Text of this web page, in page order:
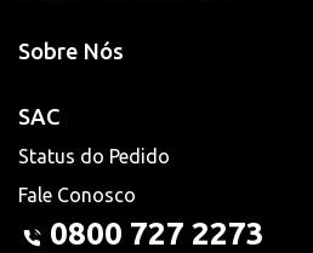
Sobre Nós
SAC
Status do Pedido
Fale Conosco
0800 727 2273